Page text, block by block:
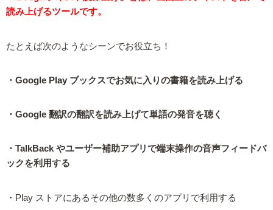
読み上げるツールです。
たとえば次のようなシーンでお役立ち！
・Google Play ブックスでお気に入りの書籍を読み上げる
・Google 翻訳の翻訳を読み上げて単語の発音を聴く
・TalkBack やユーザー補助アプリで端末操作の音声フィードバ
ックを利用する
・Play ストアにあるその他の数多くのアプリで利用する